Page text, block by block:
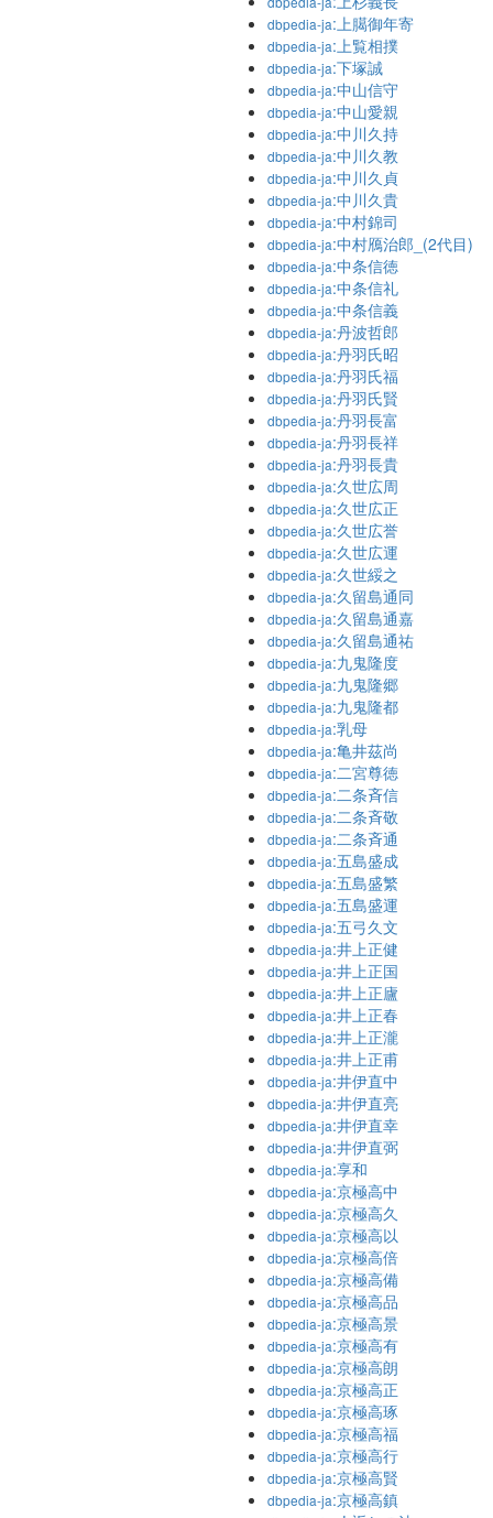
dbpedia-ja:上臈御年寄
dbpedia-ja:上覧相撲
dbpedia-ja:下塚誠
dbpedia-ja:中山信守
dbpedia-ja:中山愛親
dbpedia-ja:中川久持
dbpedia-ja:中川久教
dbpedia-ja:中川久貞
dbpedia-ja:中川久貴
dbpedia-ja:中村錦司
dbpedia-ja:中村鴈治郎_(2代目)
dbpedia-ja:中条信徳
dbpedia-ja:中条信礼
dbpedia-ja:中条信義
dbpedia-ja:丹波哲郎
dbpedia-ja:丹羽氏昭
dbpedia-ja:丹羽氏福
dbpedia-ja:丹羽氏賢
dbpedia-ja:丹羽長富
dbpedia-ja:丹羽長祥
dbpedia-ja:丹羽長貴
dbpedia-ja:久世広周
dbpedia-ja:久世広正
dbpedia-ja:久世広誉
dbpedia-ja:久世広運
dbpedia-ja:久世綏之
dbpedia-ja:久留島通同
dbpedia-ja:久留島通嘉
dbpedia-ja:久留島通祐
dbpedia-ja:九鬼隆度
dbpedia-ja:九鬼隆郷
dbpedia-ja:九鬼隆都
dbpedia-ja:乳母
dbpedia-ja:亀井茲尚
dbpedia-ja:二宮尊徳
dbpedia-ja:二条斉信
dbpedia-ja:二条斉敬
dbpedia-ja:二条斉通
dbpedia-ja:五島盛成
dbpedia-ja:五島盛繁
dbpedia-ja:五島盛運
dbpedia-ja:五弓久文
dbpedia-ja:井上正健
dbpedia-ja:井上正国
dbpedia-ja:井上正廬
dbpedia-ja:井上正春
dbpedia-ja:井上正瀧
dbpedia-ja:井上正甫
dbpedia-ja:井伊直中
dbpedia-ja:井伊直亮
dbpedia-ja:井伊直幸
dbpedia-ja:井伊直弼
dbpedia-ja:享和
dbpedia-ja:京極高中
dbpedia-ja:京極高久
dbpedia-ja:京極高以
dbpedia-ja:京極高倍
dbpedia-ja:京極高備
dbpedia-ja:京極高品
dbpedia-ja:京極高景
dbpedia-ja:京極高有
dbpedia-ja:京極高朗
dbpedia-ja:京極高正
dbpedia-ja:京極高琢
dbpedia-ja:京極高福
dbpedia-ja:京極高行
dbpedia-ja:京極高賢
dbpedia-ja:京極高鎮